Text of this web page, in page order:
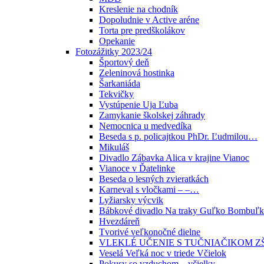
Kreslenie na chodník
Dopoludnie v Active aréne
Torta pre predškolákov
Opekanie
Fotozážitky 2023/24
Športový deň
Zeleninová hostinka
Šarkaniáda
Tekvičky
Vystúpenie Uja Ľuba
Zamykanie školskej záhrady
Nemocnica u medvedíka
Beseda s p. policajtkou PhDr. Ľudmilou…
Mikuláš
Divadlo Zábavka Alica v krajine Vianoc
Vianoce v Ďatelinke
Beseda o lesných zvieratkách
Karneval s vločkami – –…
Lyžiarsky výcvik
Bábkové divadlo Na traky Guľko
Hvezdáreň
Tvorivé veľkonočné dielne
VLEKLÉ UČENIE S TUČNIAČIKOM
Veselá Veľká noc v triede Včielok